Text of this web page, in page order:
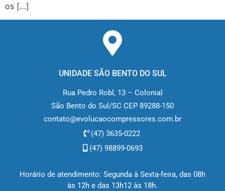
os […]
UNIDADE SÃO BENTO DO SUL
Rua Pedro Robl, 13 – Colonial
São Bento do Sul/SC CEP 89288-150
contato@evolucaocompressores.com.br
(47) 3635-0222
(47) 98899-0693
Horário de atendimento: Segunda à Sexta-feira, das 08h
às 12h e das 13h12 às 18h.